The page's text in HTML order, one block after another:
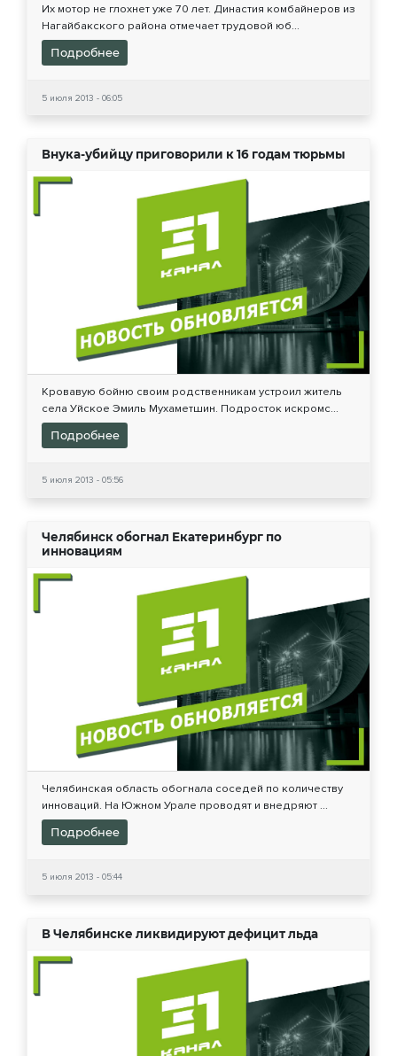
Их мотор не глохнет уже 70 лет. Династия комбайнеров из
Нагайбакского района отмечает трудовой юб...
Подробнее
5 июля 2013 - 06:05
Внука-убийцу приговорили к 16 годам тюрьмы
Кровавую бойню своим родственникам устроил житель
села Уйское Эмиль Мухаметшин. Подросток искромс...
Подробнее
5 июля 2013 - 05:56
Челябинск обогнал Екатеринбург по
инновациям
Челябинская область обогнала соседей по количеству
инноваций. На Южном Урале проводят и внедряют ...
Подробнее
5 июля 2013 - 05:44
В Челябинске ликвидируют дефицит льда